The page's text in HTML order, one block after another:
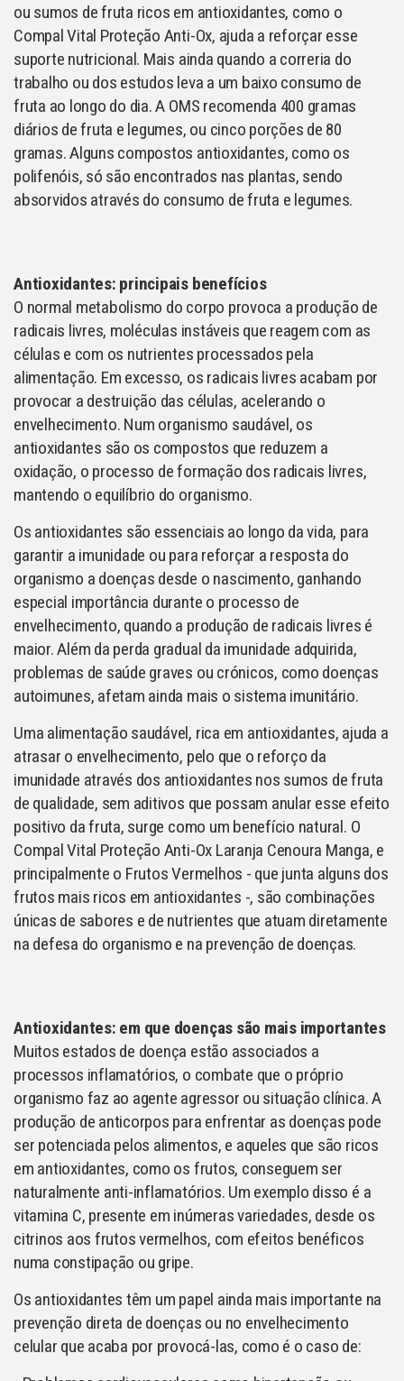
ou sumos de fruta ricos em antioxidantes, como o
Compal Vital Proteção Anti-Ox, ajuda a reforçar esse
suporte nutricional. Mais ainda quando a correria do
trabalho ou dos estudos leva a um baixo consumo de
fruta ao longo do dia. A OMS recomenda 400 gramas
diários de fruta e legumes, ou cinco porções de 80
gramas. Alguns compostos antioxidantes, como os
polifenóis, só são encontrados nas plantas, sendo
absorvidos através do consumo de fruta e legumes.
Antioxidantes: principais benefícios
O normal metabolismo do corpo provoca a produção de
radicais livres, moléculas instáveis que reagem com as
células e com os nutrientes processados pela
alimentação. Em excesso, os radicais livres acabam por
provocar a destruição das células, acelerando o
envelhecimento. Num organismo saudável, os
antioxidantes são os compostos que reduzem a
oxidação, o processo de formação dos radicais livres,
mantendo o equilíbrio do organismo.
Os antioxidantes são essenciais ao longo da vida, para
garantir a imunidade ou para reforçar a resposta do
organismo a doenças desde o nascimento, ganhando
especial importância durante o processo de
envelhecimento, quando a produção de radicais livres é
maior. Além da perda gradual da imunidade adquirida,
problemas de saúde graves ou crónicos, como doenças
autoimunes, afetam ainda mais o sistema imunitário.
Uma alimentação saudável, rica em antioxidantes, ajuda a
atrasar o envelhecimento, pelo que o reforço da
imunidade através dos antioxidantes nos sumos de fruta
de qualidade, sem aditivos que possam anular esse efeito
positivo da fruta, surge como um benefício natural. O
Compal Vital Proteção Anti-Ox Laranja Cenoura Manga, e
principalmente o Frutos Vermelhos - que junta alguns dos
frutos mais ricos em antioxidantes -, são combinações
únicas de sabores e de nutrientes que atuam diretamente
na defesa do organismo e na prevenção de doenças.
Antioxidantes: em que doenças são mais importantes
Muitos estados de doença estão associados a
processos inflamatórios, o combate que o próprio
organismo faz ao agente agressor ou situação clínica. A
produção de anticorpos para enfrentar as doenças pode
ser potenciada pelos alimentos, e aqueles que são ricos
em antioxidantes, como os frutos, conseguem ser
naturalmente anti-inflamatórios. Um exemplo disso é a
vitamina C, presente em inúmeras variedades, desde os
citrinos aos frutos vermelhos, com efeitos benéficos
numa constipação ou gripe.
Os antioxidantes têm um papel ainda mais importante na
prevenção direta de doenças ou no envelhecimento
celular que acaba por provocá-las, como é o caso de: